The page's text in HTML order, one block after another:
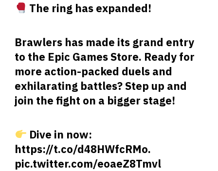
The ring has expanded!
Brawlers has made its grand entry
to the Epic Games Store. Ready for
more action-packed duels and
exhilarating battles? Step up and
join the fight on a bigger stage!
Dive in now:
https://t.co/d48HWfcRMo.
pic.twitter.com/eoaeZ8Tmvl